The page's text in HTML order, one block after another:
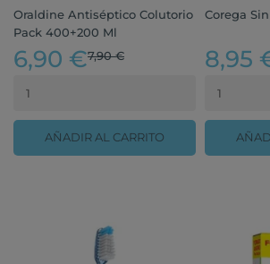
Oraldine Antiséptico Colutorio
Pack 400+200 Ml
6,90 €7,90 €
AÑADIR AL CARRITO
Corega
8,95